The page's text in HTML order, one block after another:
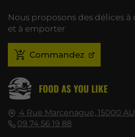
FOOD AS YOU LIKE
4 Rue Marcenague, 15000
09 74 56 19 88
Nous proposons des délices
et à emporter
Commandez